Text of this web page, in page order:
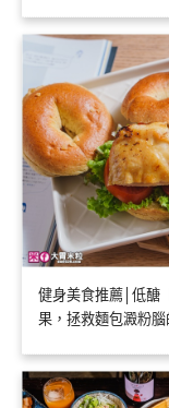
健身美食推薦│低醣
果，拯救麵包澱粉腦